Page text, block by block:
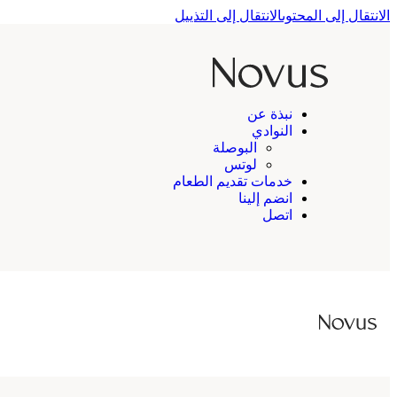
الانتقال إلى المحتوىالانتقال إلى التذييل
نبذة عن
النوادي
البوصلة
لوتس
خدمات تقديم الطعام
انضم إلينا
اتصل